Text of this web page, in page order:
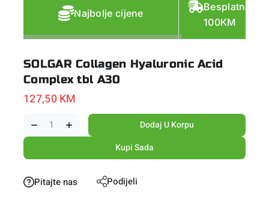
Najbolje cijene
Besplatna
100KM
SOLGAR Collagen Hyaluronic Acid
Complex tbl A30
127,50KM
Dodaj U Korpu
Kupi Sada
Pitajte nas Podijeli